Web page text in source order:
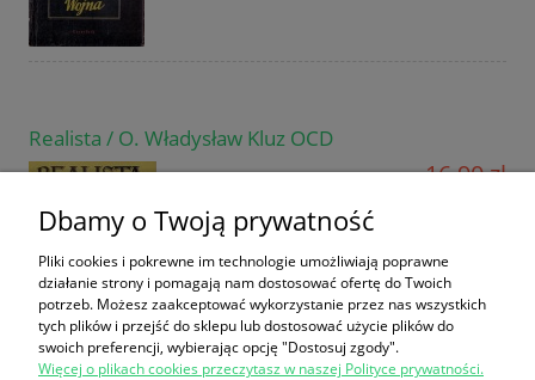
Realista / O. Władysław Kluz OCD
16,90 zł
Dbamy o Twoją prywatność
Pliki cookies i pokrewne im technologie umożliwiają poprawne
działanie strony i pomagają nam dostosować ofertę do Twoich
potrzeb. Możesz zaakceptować wykorzystanie przez nas wszystkich
tych plików i przejść do sklepu lub dostosować użycie plików do
swoich preferencji, wybierając opcję "Dostosuj zgody".
Więcej o plikach cookies przeczytasz w naszej Polityce prywatności.